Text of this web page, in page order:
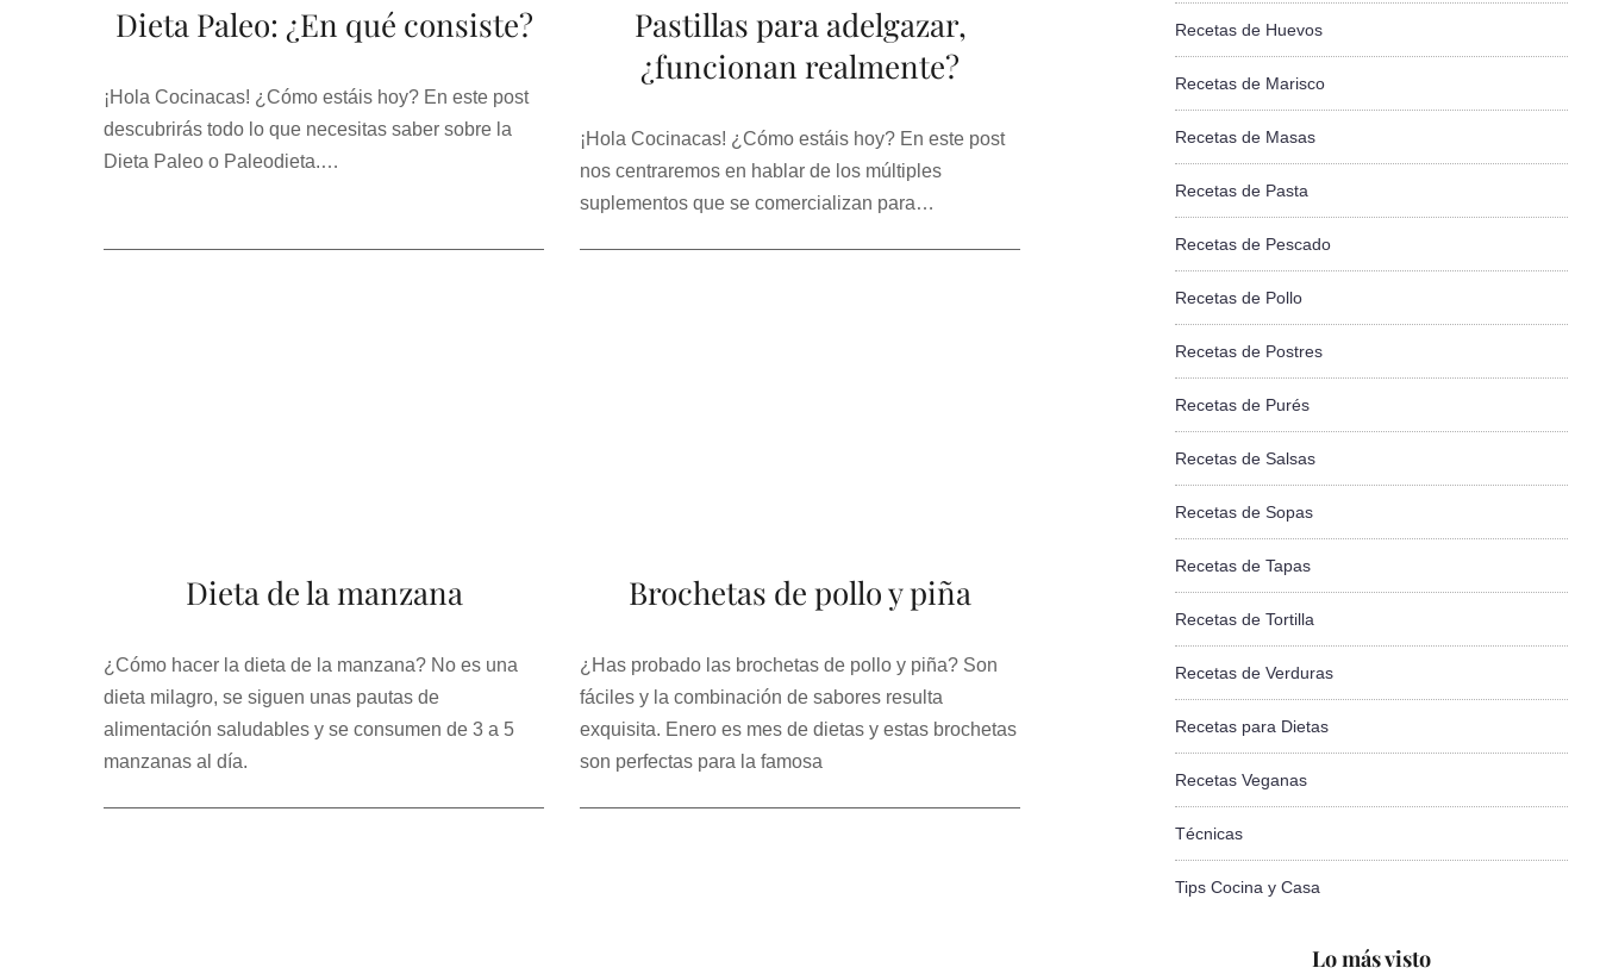
Dieta Paleo: ¿En qué consiste?
¡Hola Cocinacas! ¿Cómo estáis hoy? En este post
descubrirás todo lo que necesitas saber sobre la
Dieta Paleo o Paleodieta.…
Pastillas para adelgazar,
¿funcionan realmente?
¡Hola Cocinacas! ¿Cómo estáis hoy? En este post
nos centraremos en hablar de los múltiples
suplementos que se comercializan para…
Dieta de la manzana
¿Cómo hacer la dieta de la manzana? No es una
dieta milagro, se siguen unas pautas de
alimentación saludables y se consumen de 3 a 5
manzanas al día.
Brochetas de pollo y piña
¿Has probado las brochetas de pollo y piña? Son
fáciles y la combinación de sabores resulta
exquisita. Enero es mes de dietas y estas brochetas
son perfectas para la famosa
Recetas de Huevos
Recetas de Marisco
Recetas de Masas
Recetas de Pasta
Recetas de Pescado
Recetas de Pollo
Recetas de Postres
Recetas de Purés
Recetas de Salsas
Recetas de Sopas
Recetas de Tapas
Recetas de Tortilla
Recetas de Verduras
Recetas para Dietas
Recetas Veganas
Técnicas
Tips Cocina y Casa
Lo más visto